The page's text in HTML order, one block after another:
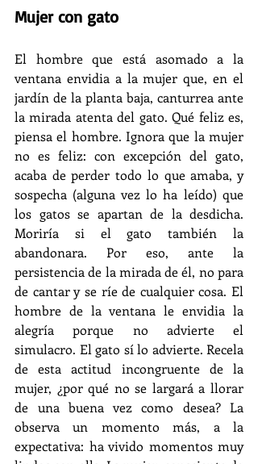
Mujer con gato
El hombre que está asomado a la
ventana envidia a la mujer que, en el
jardín de la planta baja, canturrea ante
la mirada atenta del gato. Qué feliz es,
piensa el hombre. Ignora que la mujer
no es feliz: con excepción del gato,
acaba de perder todo lo que amaba, y
sospecha (alguna vez lo ha leído) que
los gatos se apartan de la desdicha.
Moriría si el gato también la
abandonara. Por eso, ante la
persistencia de la mirada de él, no para
de cantar y se ríe de cualquier cosa. El
hombre de la ventana le envidia la
alegría porque no advierte el
simulacro. El gato sí lo advierte. Recela
de esta actitud incongruente de la
mujer, ¿por qué no se largará a llorar
de una buena vez como desea? La
observa un momento más, a la
expectativa: ha vivido momentos muy